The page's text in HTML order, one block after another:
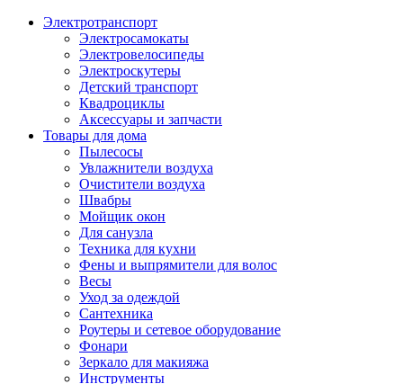
Электротранспорт
Электросамокаты
Электровелосипеды
Электроскутеры
Детский транспорт
Квадроциклы
Аксессуары и запчасти
Товары для дома
Пылесосы
Увлажнители воздуха
Очистители воздуха
Швабры
Мойщик окон
Для санузла
Техника для кухни
Фены и выпрямители для волос
Весы
Уход за одеждой
Сантехника
Роутеры и сетевое оборудование
Фонари
Зеркало для макияжа
Инструменты